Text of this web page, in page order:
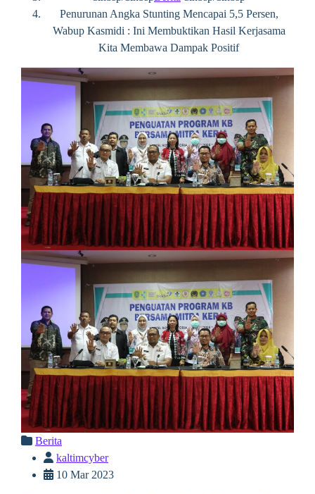
Penurunan Angka Stunting Mencapai 5,5 Persen,
Wabup Kasmidi : Ini Membuktikan Hasil Kerjasama
Kita Membawa Dampak Positif
Berita
kaltimcyber
10 Mar 2023